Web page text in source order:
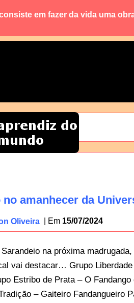
em fazer da vida uma
julho de 2024
amanhecer da
Oliveira 15/07/2024
na próxima
vai destacar… Grupo
Estribo de Prata – O
– Gaiteiro Fandangueiro